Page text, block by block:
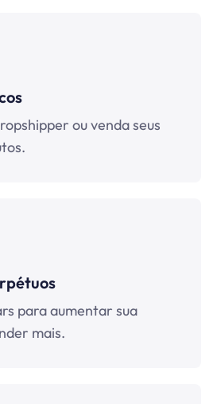
ou venda seus
para aumentar sua
mais.